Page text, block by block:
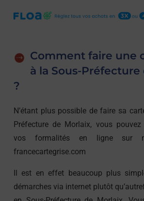
Comment faire une
à la Sous-
?
N’étant plus possible de faire sa
Préfecture de Morlaix, vous
vos formalités en ligne sur
francecartegrise.com
Il est en effet beaucoup plus
démarches via internet plutôt